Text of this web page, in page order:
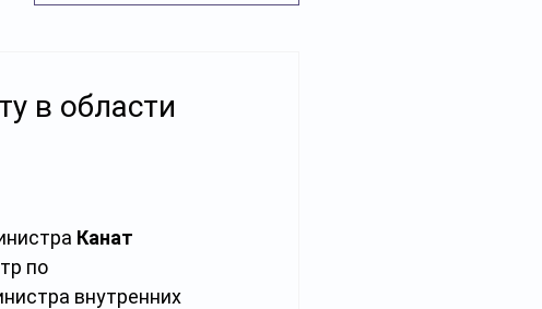
в области
Канат
по
внутренних